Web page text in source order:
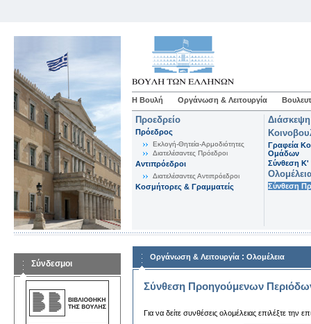
Η Βουλή Οργάνωση & Λειτουργία
Προεδρείο
Πρόεδρος
Εκλογή-Θητεία-Αρμοδιότητες
Διατελέσαντες Πρόεδροι
Αντιπρόεδροι
Διατελέσαντες Αντιπρόεδροι
Κοσμήτορες & Γραμματείς
Γραφεία
Ομάδων
Σύνθεση K'
Σύνθεση
Σύνδεσμοι
Οργάνωση & Λειτουργία : Ολομέλεια
Σύνθεση Προηγούμενων
Για να δείτε συνθέσεις ολομέλειας επιλέξτε την